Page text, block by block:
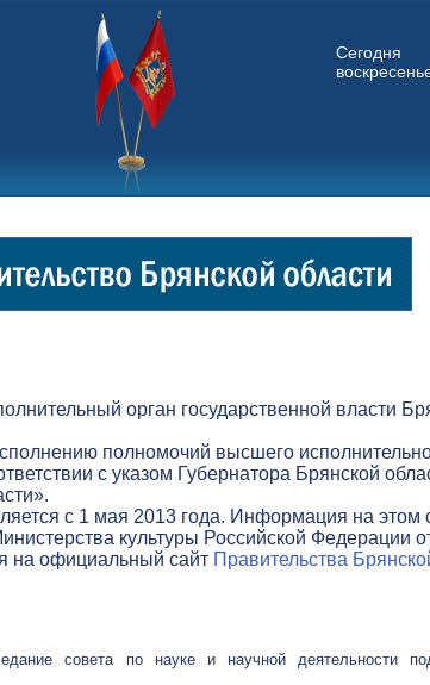
Сегодня
орган государственной власти
полномочий высшего
с указом Губернатора Брянской
с 1 мая 2013 года. Информация на этом
культуры Российской Федерации
на официальный сайт Правительства
совета по науке и научной деятельности